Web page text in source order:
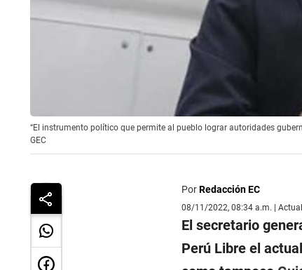
“El instrumento político que permite al pueblo lograr autoridades
GEC
PorRedacción EC
08/11/2022, 08:34 a.m. |
El secretario
Perú Libre el